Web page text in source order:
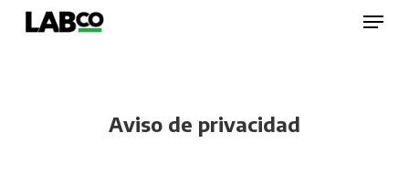
Menu
Aviso de privacidad